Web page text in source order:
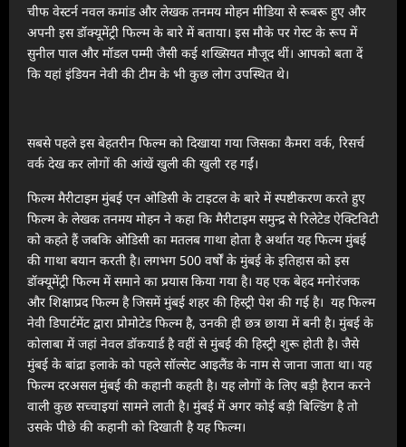
चीफ वेस्टर्न नवल कमांड और लेखक तनमय मोहन मीडिया से रूबरू हुए और
अपनी इस डॉक्यूमेंट्री फिल्म के बारे में बताया। इस मौके पर गेस्ट के रूप में
सुनील पाल और मॉडल पम्मी जैसी कई शख्सियत मौजूद थीं। आपको बता दें
कि यहां इंडियन नेवी की टीम के भी कुछ लोग उपस्थित थे।
सबसे पहले इस बेहतरीन फिल्म को दिखाया गया जिसका कैमरा वर्क, रिसर्च
वर्क देख कर लोगों की आंखें खुली की खुली रह गईं।
फिल्म मैरीटाइम मुंबई एन ओडिसी के टाइटल के बारे में स्पष्टीकरण करते हुए
फिल्म के लेखक तनमय मोहन ने कहा कि मैरीटाइम समुन्द्र से रिलेटेड ऐक्टिविटी
को कहते हैं जबकि ओडिसी का मतलब गाथा होता है अर्थात यह फिल्म मुंबई
की गाथा बयान करती है। लगभग 500 वर्षों के मुंबई के इतिहास को इस
डॉक्यूमेंट्री फिल्म में समाने का प्रयास किया गया है। यह एक बेहद मनोरंजक
और शिक्षाप्रद फिल्म है जिसमें मुंबई शहर की हिस्ट्री पेश की गई है। यह फिल्म
नेवी डिपार्टमेंट द्वारा प्रोमोटेड फिल्म है, उनकी ही छत्र छाया में बनी है। मुंबई के
कोलाबा में जहां नेवल डॉकयार्ड है वहीं से मुंबई की हिस्ट्री शुरू होती है। जैसे
मुंबई के बांद्रा इलाके को पहले सॉल्सेट आइलैंड के नाम से जाना जाता था। यह
फिल्म दरअसल मुंबई की कहानी कहती है। यह लोगों के लिए बड़ी हैरान करने
वाली कुछ सच्चाइयां सामने लाती है। मुंबई में अगर कोई बड़ी बिल्डिंग है तो
उसके पीछे की कहानी को दिखाती है यह फिल्म।